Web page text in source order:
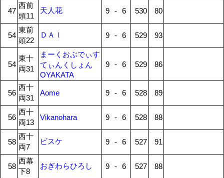
47
西前
頭11
天人花 9 - 6 530 80
54
東前
頭22
ＤＡＩ 9 - 6 529 93
54
東十
両31
まーくおぶでぃす
てぃんくしょん
OYAKATA
9 - 6 529 86
56
西十
両31
Aome 9 - 6 528 89
56
西十
両13
Vikanohara 9 - 6 528 88
58
西十
両7
ビスケ 9 - 6 527 91
58
西幕
下8
おぎわらひろし 9 - 6 527 88